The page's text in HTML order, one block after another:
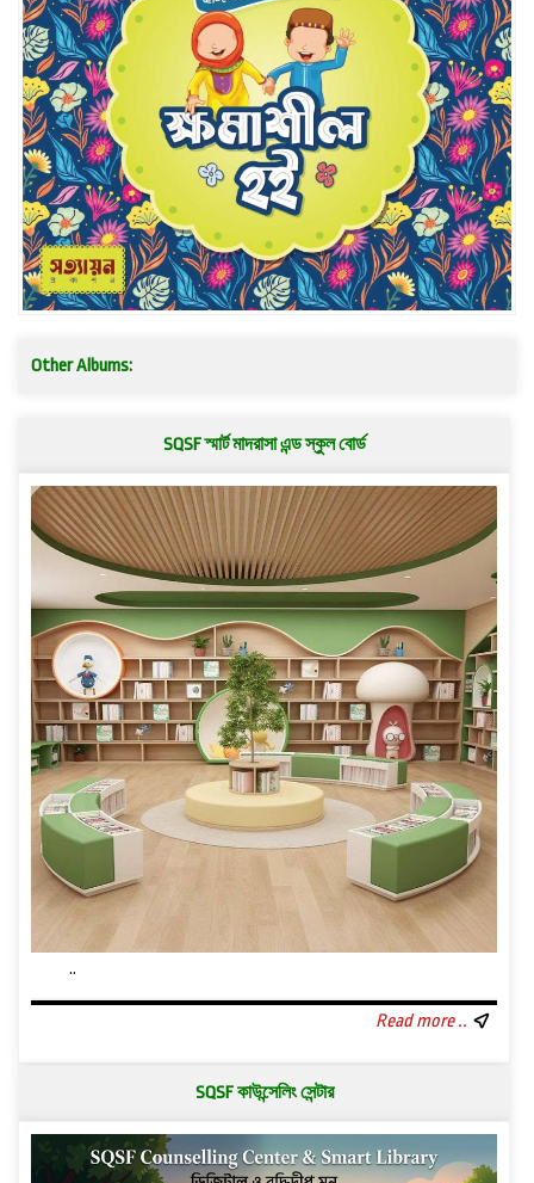
Other Albums:
SQSF স্মার্ট মাদরাসা এন্ড স্কুল বোর্ড
..
Read more ..
SQSF কাউন্সেলিং সেন্টার